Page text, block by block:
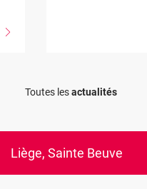
Toutes lesactualités
Liège, Sainte Beuve